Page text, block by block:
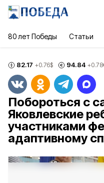
80 лет Победы Статьи
82.17 +0.76$ 94.84 +0.78
Побороться с
Яковлевские
участниками
адаптивному